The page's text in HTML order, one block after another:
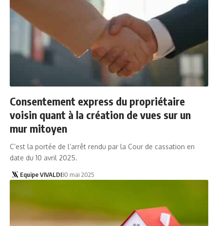
Consentement express du propriétaire
voisin quant à la création de vues sur un
mur mitoyen
C’est la portée de l’arrêt rendu par la Cour de cassation en
date du 10 avril 2025.
Equipe VIVALDI30 mai 2025